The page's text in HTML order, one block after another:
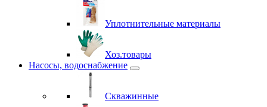
Уплотнительные материалы
Хоз.товары
Насосы, водоснабжение
Скважинные